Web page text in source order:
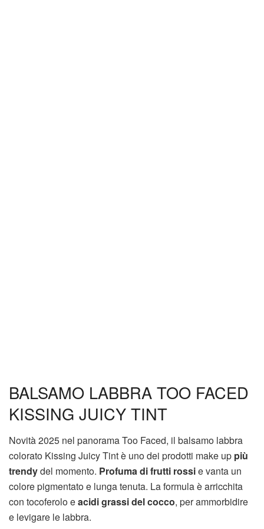
BALSAMO LABBRA TOO FACED
KISSING JUICY TINT
Novità 2025 nel panorama Too Faced, il balsamo labbra
colorato Kissing Juicy Tint è uno dei prodotti make up più
trendydel momento. Profuma di frutti rossie vanta un
colore pigmentato e lunga tenuta. La formula è arricchita
con tocoferolo eacidi grassi del cocco, per ammorbidire
e levigare le labbra.